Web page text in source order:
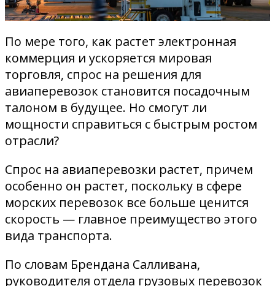
По мере того, как растет электронная
коммерция и ускоряется мировая
торговля, спрос на решения для
авиаперевозок становится посадочным
талоном в будущее. Но смогут ли
мощности справиться с быстрым ростом
отрасли?
Спрос на авиаперевозки растет, причем
особенно он растет, поскольку в сфере
морских перевозок все больше ценится
скорость — главное преимущество этого
вида транспорта.
По словам Брендана Салливана,
руководителя отдела грузовых перевозок